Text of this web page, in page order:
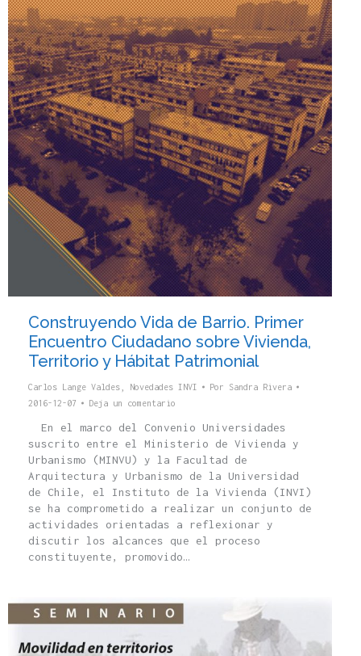
Construyendo Vida de Barrio. Primer
Encuentro Ciudadano sobre Vivienda,
Territorio y Hábitat Patrimonial
Carlos Lange Valdes Novedades INVI Por Sandra Rivera
2016-12-07
Deja un comentario
En el marco del Convenio Universidades
suscrito entre el Ministerio de Vivienda y
Urbanismo (MINVU) y la Facultad de
Arquitectura y Urbanismo de la Universidad
de Chile, el Instituto de la Vivienda (INVI)
se ha comprometido a realizar un conjunto de
actividades orientadas a reflexionar y
discutir los alcances que el proceso
constituyente, promovido…